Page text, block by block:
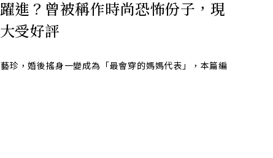
進？曾被稱作時尚恐怖份子，現
受好評
珍，婚後搖身一變成為「最會穿的媽媽代表」，本篇編